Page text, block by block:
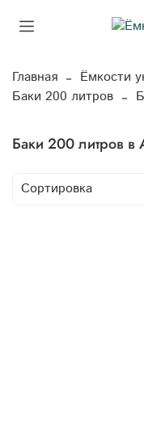
Главная
Ёмкости
Баки 200 литров
Баки 200 литров в